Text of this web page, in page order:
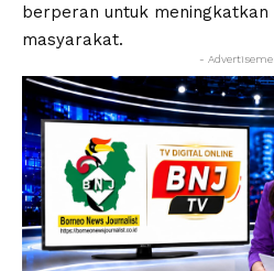
berperan untuk meningkatkan
masyarakat.
-